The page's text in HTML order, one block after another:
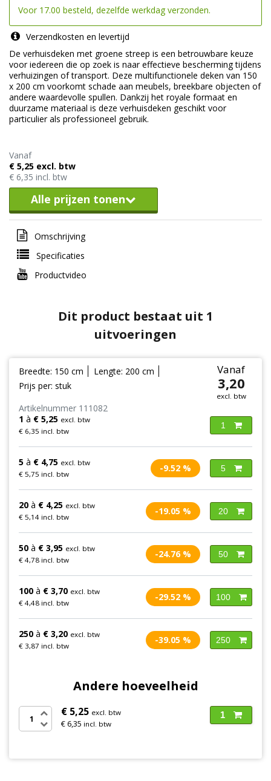
Voor 17.00 besteld, dezelfde werkdag verzonden.
Verzendkosten en levertijd
De verhuisdeken met groene streep is een betrouwbare keuze
voor iedereen die op zoek is naar effectieve bescherming tijdens
verhuizingen of transport. Deze multifunctionele deken van 150
x 200 cm voorkomt schade aan meubels, breekbare objecten of
andere waardevolle spullen. Dankzij het royale formaat en
duurzame materiaal is deze verhuisdeken geschikt voor
particulier als professioneel gebruik.
Vanaf
€ 5,25 excl. btw
€ 6,35 incl. btw
Alle prijzen tonen
Omschrijving
Specificaties
Productvideo
Dit product bestaat uit 1
uitvoeringen
Breedte: 150 cm
Lengte: 200 cm
Prijs per: stuk
Vanaf
3,20
excl. btw
Artikelnummer 111082
1 à € 5,25 excl. btw
€ 6,35 incl. btw
1
5 à € 4,75 excl. btw
€ 5,75 incl. btw
-9.52 % 5
20 à € 4,25 excl. btw
€ 5,14 incl. btw
-19.05 % 20
50 à € 3,95 excl. btw
€ 4,78 incl. btw
-24.76 % 50
100 à € 3,70 excl. btw
€ 4,48 incl. btw
-29.52 % 100
250 à € 3,20 excl. btw
€ 3,87 incl. btw
-39.05 % 250
Andere hoeveelheid
€ 5,25 excl. btw
€ 6,35 incl. btw
1